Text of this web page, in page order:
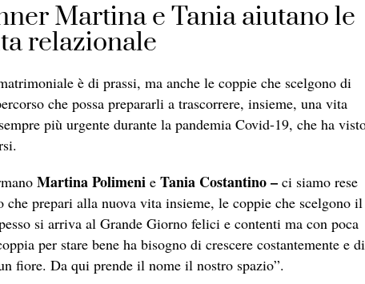
Martina e Tania aiutano le
relazionale
è di prassi, ma anche le coppie che scelgono di
che possa prepararli a trascorrere, insieme, una vita
più urgente durante la pandemia Covid-19, che ha
Martina Polimeni e Tania Costantino – ci siamo rese
prepari alla nuova vita insieme, le coppie che scelgono il
si arriva al Grande Giorno felici e contenti ma con poca
per stare bene ha bisogno di crescere costantemente e di
fiore. Da qui prende il nome il nostro spazio”.